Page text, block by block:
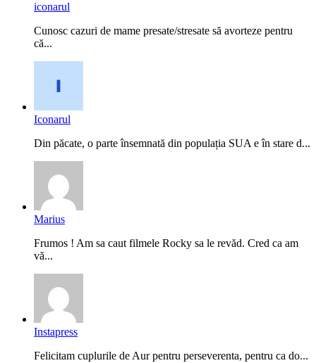
iconarul
Cunosc cazuri de mame presate/stresate să avorteze pentru
că...
Iconarul
Din păcate, o parte însemnată din populația SUA e în stare d...
Marius
Frumos ! Am sa caut filmele Rocky sa le revăd. Cred ca am
vă...
Instapress
Felicitam cuplurile de Aur pentru perseverenta, pentru ca do...